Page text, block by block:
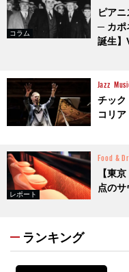
コラム
ピアニ
─ カポ
誕生】
Jazz
チック
コリ
レポート
Food &
【東
点の
ランキング